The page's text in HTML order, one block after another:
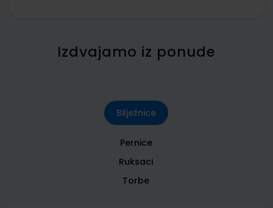
Izdvajamo iz ponude
Bilježnice
Pernice
Ruksaci
Torbe